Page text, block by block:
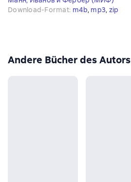
Download-Format: m4b, mp3, zip
Andere Bücher des Autors